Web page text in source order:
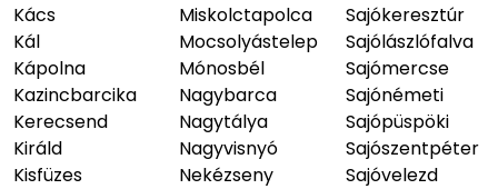
Kács
Kál
Kápolna
Kazincbarcika
Kerecsend
Királd
Kisfüzes
Miskolctapolca
Mocsolyástelep
Mónosbél
Nagybarca
Nagytálya
Nagyvisnyó
Nekézseny
Sajókeresztúr
Sajólászlófalva
Sajómercse
Sajónémeti
Sajópüspöki
Sajószentpéter
Sajóvelezd